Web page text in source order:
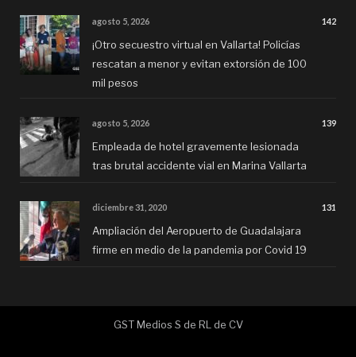
agosto 5, 2026 142
¡Otro secuestro virtual en Vallarta! Policías
rescatan a menor y evitan extorsión de 100
mil pesos
agosto 5, 2026 139
Empleada de hotel gravemente lesionada
tras brutal accidente vial en Marina Vallarta
diciembre 31, 2020 131
Ampliación del Aeropuerto de Guadalajara
firme en medio de la pandemia por Covid 19
GST Medios S de RL de CV